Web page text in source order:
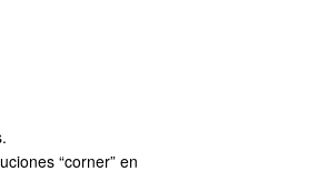
“corner” en